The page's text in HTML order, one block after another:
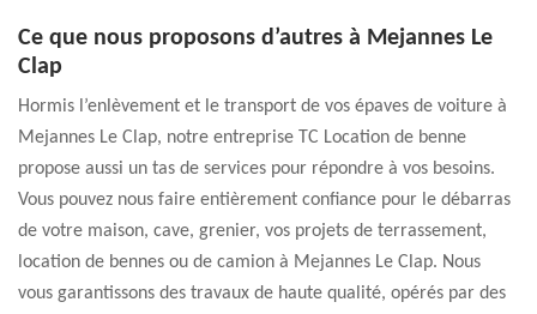
Ce que nous proposons d’autres à Mejannes Le
Clap
Hormis l’enlèvement et le transport de vos épaves de voiture à
Mejannes Le Clap, notre entreprise TC Location de benne
propose aussi un tas de services pour répondre à vos besoins.
Vous pouvez nous faire entièrement confiance pour le débarras
de votre maison, cave, grenier, vos projets de terrassement,
location de bennes ou de camion à Mejannes Le Clap. Nous
vous garantissons des travaux de haute qualité, opérés par des